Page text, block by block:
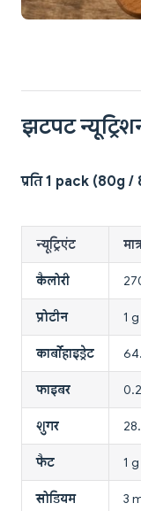
झटपट
प्रति 1 pack (80g
न्यूट्रिएंट
कैलोरी
प्रोटीन 1 g
कार्बोहाइड्रेट
फाइबर
शुगर
फैट 1 g
सोडियम 3